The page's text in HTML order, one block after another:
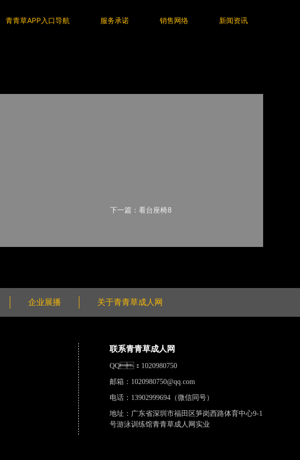
青青草APP入口导航 服务承诺 销售网络 新闻资讯
下一篇：看台座椅8
企业展播 关于青青草成人网
联系青青草成人网
QQ：1020980750
邮箱： 1020980750@qq.com
电话：13902999694（微信同号）
地址：广东省深圳市福田区笋岗西路体育中心9-1
号游泳训练馆青青草成人网实业